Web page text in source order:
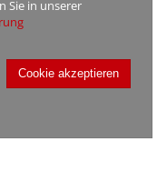
Sie in unserer
Cookie akzeptieren